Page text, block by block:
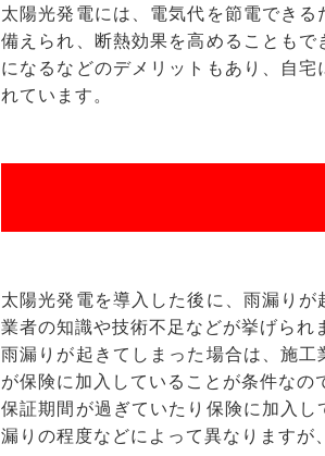
太陽光発電には、電気代を節電でき
備えられ、断熱効果を高めることも
になるなどのデメリットもあり、自
れています。
太陽光発電を導入した後に、雨漏り
業者の知識や技術不足などが挙げられ
雨漏りが起きてしまった場合は、施
が保険に加入していることが条件な
保証期間が過ぎていたり保険に加入
漏りの程度などによって異なります